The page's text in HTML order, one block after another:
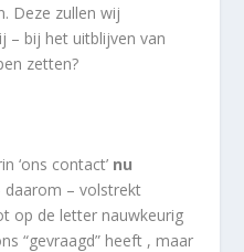
Deze zullen wij
– bij het uitblijven van
zetten?
‘ons contact’ nu
daarom – volstrekt
op de letter nauwkeurig
“gevraagd” heeft , maar